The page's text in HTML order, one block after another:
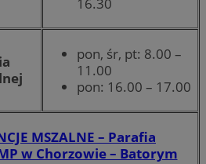
16.30
pon, śr, pt: 8.00 –
11.00
pon: 16.00 – 17.00
MSZALNE – Parafia
w Chorzowie – Batorym